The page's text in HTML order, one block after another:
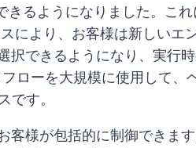
るようになりました。こ
により、お客様は新しいエ
できるようになり、実行
ローを大規模に使用して、
です。
客様が包括的に制御できま